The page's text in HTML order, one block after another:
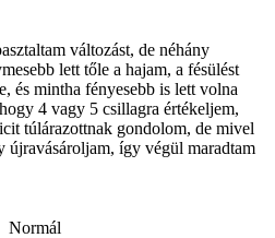
változást, de néhány
lett tőle a hajam, a fésülést
és mintha fényesebb is lett volna
4 vagy 5 csillagra értékeljem,
túlárazottnak gondolom, de mivel
újravásároljam, így végül maradtam
Normál